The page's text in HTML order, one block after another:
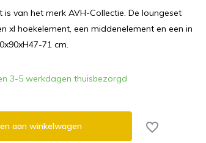
van het merk AVH-Collectie. De loungeset
xl hoekelement, een middenelement en een in
71 cm.
3-5 werkdagen thuisbezorgd
aan winkelwagen